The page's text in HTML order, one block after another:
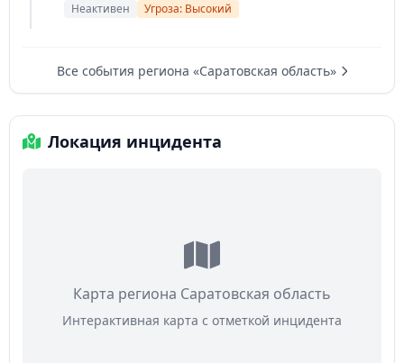
Неактивен Угроза: Высокий
Все события региона «Саратовская область»
Локация инцидента
Карта региона Саратовская область
Интерактивная карта с отметкой инцидента